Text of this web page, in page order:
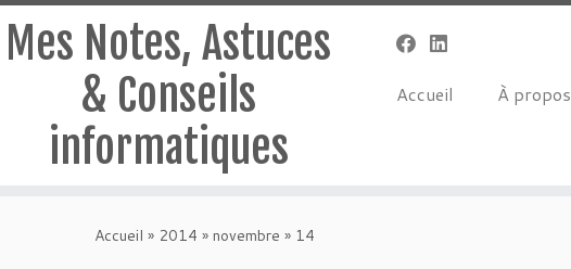
Mes Notes, Astuces
& Conseils
informatiques
Accueil À propos
Accueil » 2014 » novembre » 14